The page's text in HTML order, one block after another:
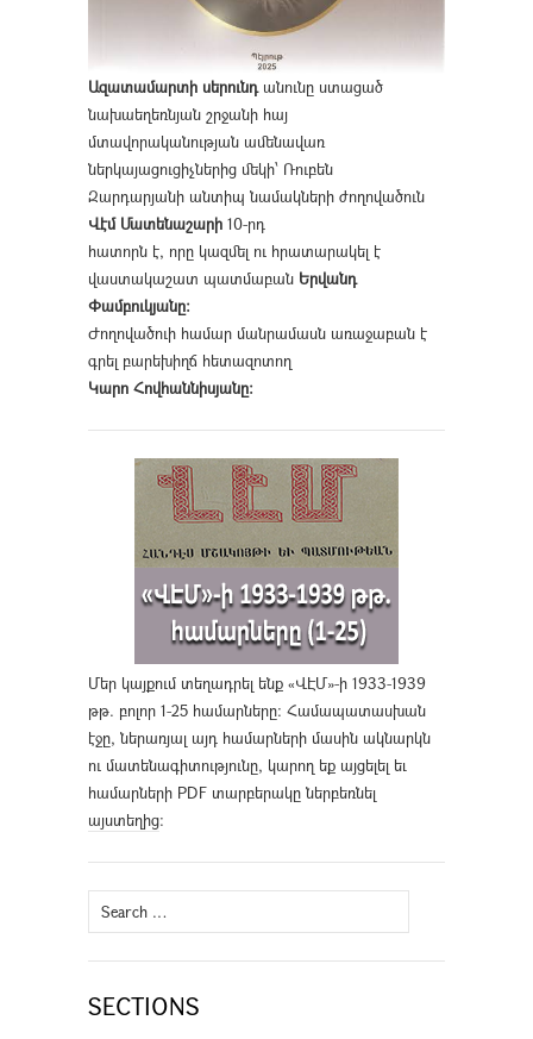
Ազատամարտի սերունդանունը ստացած
նախաեղեռնյան շրջանի հայ
մտավորականության ամենավառ
ներկայացուցիչներից մեկի՝ Ռուբեն
Զարդարյանի անտիպ նամակների ժողովածուն
Վէմ Մատենաշարի 10-րդ
հատորն է, որը կազմել ու հրատարակել է
վաստակաշատ պատմաբան Երվանդ
Փամբուկյանը։
Ժողովածուի համար մանրամասն առաջաբան է
գրել բարեխիղճ հետազոտող
Կարո Հովհաննիսյանը։
Մեր կայքում տեղադրել ենք «ՎԷՄ»-ի 1933-1939
թթ. բոլոր 1-25 համարները։ Համապատասխան
էջը, ներառյալ այդ համարների մասին ակնարկն
ու մատենագիտությունը, կարող եք այցելել եւ
համարների PDF տարբերակը ներբեռնել
այստեղից։
Search
for:
SECTIONS